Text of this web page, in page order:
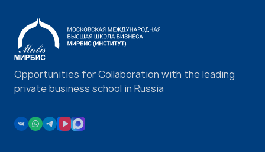
Opportunities for Collaboration with the leading
private business school in Russia